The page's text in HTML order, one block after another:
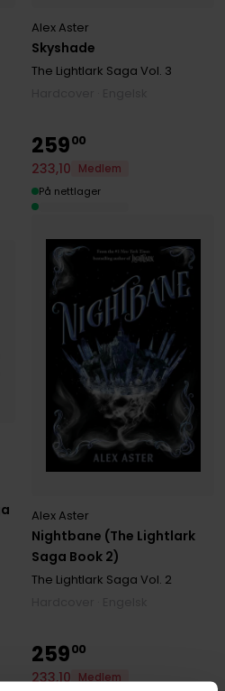
Skyshade
Alex Aster
The Lightlark Saga Vol. 3
Nightbane (The Lightlark
Saga Book 2)
Alex Aster
The Lightlark Saga Vol. 2
25900
233,10
Medlem
På nettlager
25900
233,10 Medlem